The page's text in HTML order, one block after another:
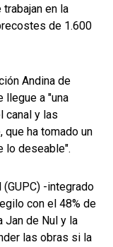
en la
de 1.600
Andina de
llegue a "una
canal y las
ha tomado un
lo deseable".
(GUPC) -integrado
con el 48% de
Jan de Nul y la
las obras si la